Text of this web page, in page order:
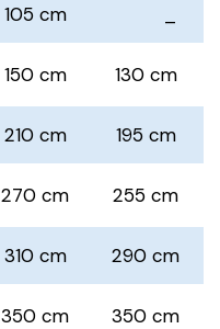
105 cm
150 cm 130 cm
210 cm 195 cm
270 cm 255 cm
310 cm 290 cm
350 cm 350 cm